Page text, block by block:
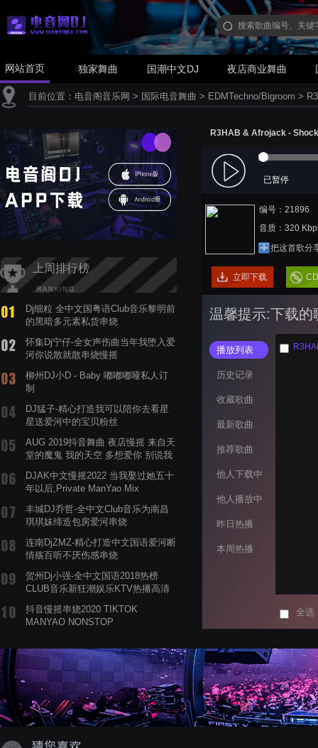
网站首页 独家舞曲 国潮中文DJ 夜店商业舞曲
目前位置： 电音阁音乐网 > 国际电音舞曲 > EDMTechno/Bigroom >
上周排行榜
Dj细粒 全中文国粤语Club音乐黎明前
的黑暗多元素私货串烧
怀集Dj宁仔-全女声伤曲当年我堕入爱
河你说散就散串烧慢摇
柳州DJ小D - Baby 嘟嘟嘟哑私人订
制
DJ猛子-精心打造我可以陪你去看星
星送爱河中的宝贝粉丝
AUG 2019抖音舞曲 夜店慢摇 来自天
堂的魔鬼 我的天空 多想爱你 别说我
DJAK中文慢摇2022 当我娶过她五十
年以后,Private ManYao Mix
丰城DJ乔哲-全中文Club音乐为南昌
琪琪妹缔造包房爱河串烧
连南DjZMZ-精心打造中文国语爱河断
情殇百听不厌伤感串烧
贺州Dj小强-全中文国语2018热榜
CLUB音乐新狂潮娱乐KTV热播高清
抖音慢摇串烧2020 TIKTOK
MANYAO NONSTOP
蝉爸爸妈妈爱存在夏天的风是想你的
声音啊
R3HAB & Afrojack -
已暂停
编号：21896
音质：320
把这首歌分
立即下载
温馨提示:下载的
播放列表
历史记录
收藏歌曲
最新歌曲
推荐歌曲
他人下载中
他人播放中
昨日热播
本周热播
全选